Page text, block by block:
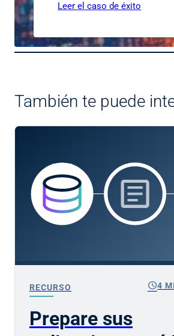
Leer el caso de éxito
También te puede
RECURSO schedule4
Prepare sus